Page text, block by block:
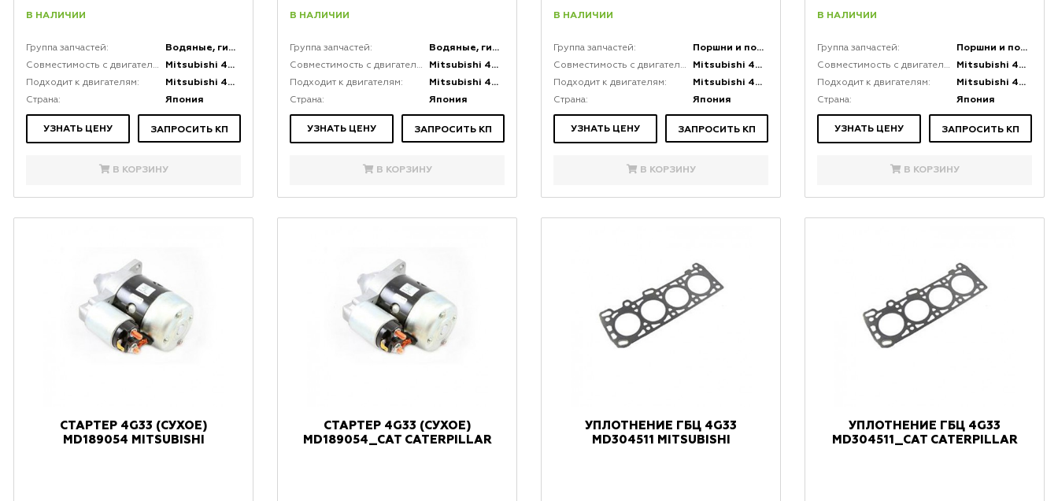
В НАЛИЧИИ
Группа запчастей: Водяные, гидравлические и топливные насосы
Совместимость с двигателями: Mitsubishi 4G33
Подходит к двигателям: Mitsubishi 4G33
Страна: Япония
УЗНАТЬ ЦЕНУ ЗАПРОСИТЬ КП
В КОРЗИНУ
В НАЛИЧИИ
Группа запчастей: Водяные, гидравлические и топливные насосы
Совместимость с двигателями: Mitsubishi 4G33
Подходит к двигателям: Mitsubishi 4G33
Страна: Япония
УЗНАТЬ ЦЕНУ ЗАПРОСИТЬ КП
В КОРЗИНУ
В НАЛИЧИИ
Группа запчастей: Поршни и поршневая группа двигателей
Совместимость с двигателями: Mitsubishi 4G33
Подходит к двигателям: Mitsubishi 4G33
Страна: Япония
УЗНАТЬ ЦЕНУ ЗАПРОСИТЬ КП
В КОРЗИНУ
В НАЛИЧИИ
Группа запчастей: Поршни и поршневая группа двигателей
Совместимость с двигателями: Mitsubishi 4G33
Подходит к двигателям: Mitsubishi 4G33
Страна: Япония
УЗНАТЬ ЦЕНУ ЗАПРОСИТЬ КП
В КОРЗИНУ
СТАРТЕР 4G33 (СУХОЕ)
MD189054 MITSUBISHI
СТАРТЕР 4G33 (СУХОЕ)
MD189054_CAT CATERPILLAR
УПЛОТНЕНИЕ ГБЦ 4G33
MD304511 MITSUBISHI
УПЛОТНЕНИЕ ГБЦ 4G33
MD304511_CAT CATERPILLAR